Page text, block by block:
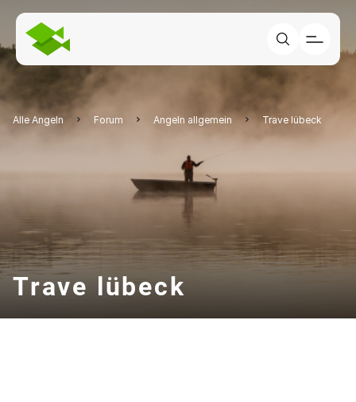
Alle Angeln Forum Angeln allgemein Trave lübeck
Trave lübeck